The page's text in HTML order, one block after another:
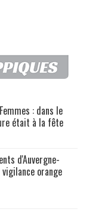
: dans le
était à la fête
d'Auvergne-
orange